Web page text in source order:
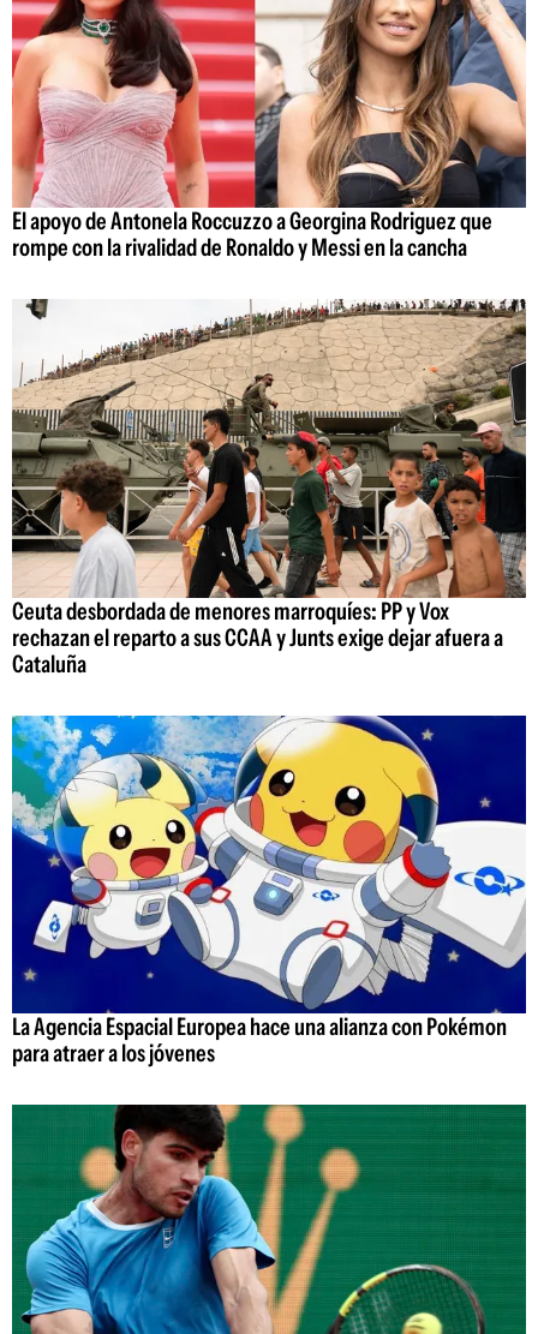
El apoyo de Antonela Roccuzzo a Georgina Rodriguez que
rompe con la rivalidad de Ronaldo y Messi en la cancha
Ceuta desbordada de menores marroquíes: PP y Vox
rechazan el reparto a sus CCAA y Junts exige dejar afuera a
Cataluña
La Agencia Espacial Europea hace una alianza con Pokémon
para atraer a los jóvenes